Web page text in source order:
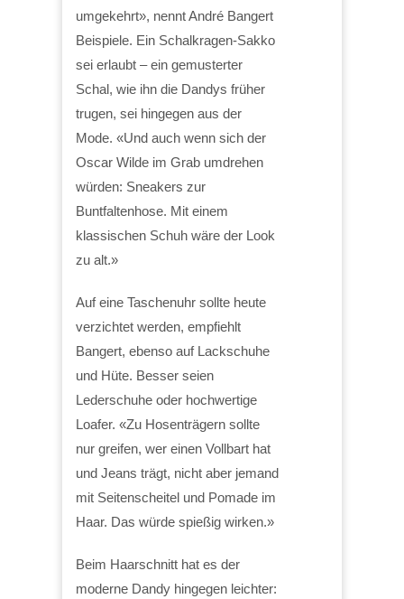
umgekehrt», nennt André Bangert
Beispiele. Ein Schalkragen-Sakko
sei erlaubt – ein gemusterter
Schal, wie ihn die Dandys früher
trugen, sei hingegen aus der
Mode. «Und auch wenn sich der
Oscar Wilde im Grab umdrehen
würden: Sneakers zur
Buntfaltenhose. Mit einem
klassischen Schuh wäre der Look
zu alt.»
Auf eine Taschenuhr sollte heute
verzichtet werden, empfiehlt
Bangert, ebenso auf Lackschuhe
und Hüte. Besser seien
Lederschuhe oder hochwertige
Loafer. «Zu Hosenträgern sollte
nur greifen, wer einen Vollbart hat
und Jeans trägt, nicht aber jemand
mit Seitenscheitel und Pomade im
Haar. Das würde spießig wirken.»
Beim Haarschnitt hat es der
moderne Dandy hingegen leichter: